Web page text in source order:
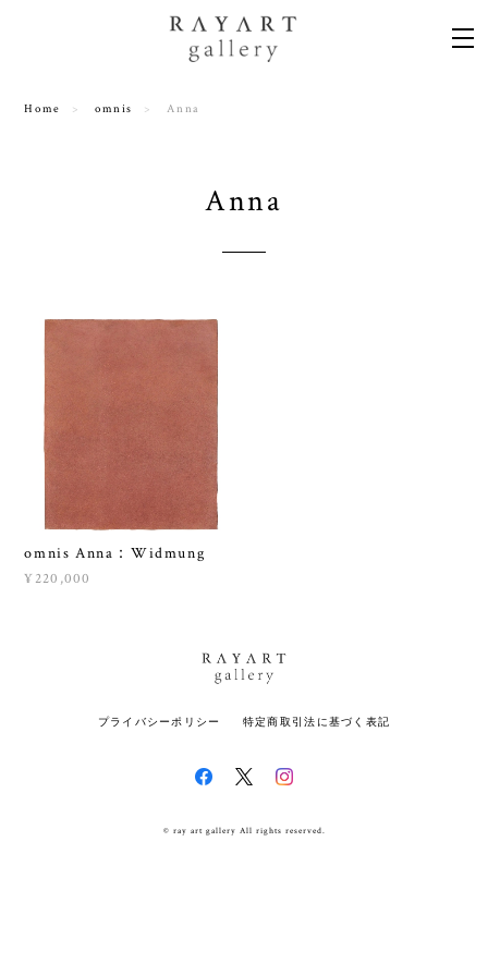
Home omnis Anna
Anna
omnis Anna：Widmung
¥220,000
プライバシーポリシー 特定商取引法に基づく表記
© ray art gallery All rights reserved.